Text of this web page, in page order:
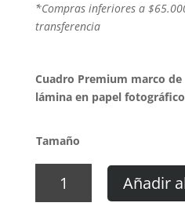
´*Compras inferiores a
transferencia
Cuadro Premium marco
lámina en papel
Tamaño
Añadir